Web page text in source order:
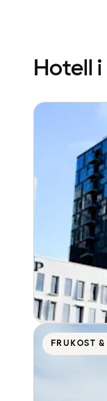
Hotell
FRUKOST